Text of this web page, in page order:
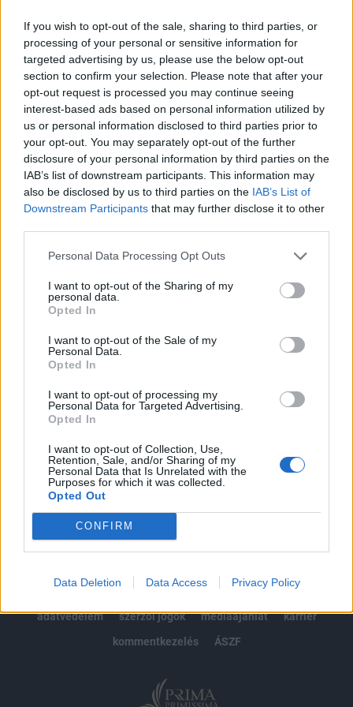
If you wish to opt-out of the sale, sharing to third parties, or
processing of your personal or sensitive information for
targeted advertising by us, please use the below opt-out
section to confirm your selection. Please note that after your
opt-out request is processed you may continue seeing
interest-based ads based on personal information utilized by
us or personal information disclosed to third parties prior to
your opt-out. You may separately opt-out of the further
disclosure of your personal information by third parties on the
IAB’s list of downstream participants. This information may
also be disclosed by us to third parties on the IAB’s List of
Downstream Participants that may further disclose it to other
Personal Data Processing Opt Outs
I want to opt-out of the Sharing of my
personal data.
Opted In
I want to opt-out of the Sale of my
Personal Data.
Opted In
I want to opt-out of processing my
Personal Data for Targeted Advertising.
Opted In
I want to opt-out of Collection, Use,
Retention, Sale, and/or Sharing of my
Personal Data that Is Unrelated with the
Purposes for which it was collected.
Opted Out
CONFIRM
Data Deletion Data Access Privacy Policy
Donald Trump amerikai elnök bejelentését követően még
nem teljesen csillapodtak le a kedélyek a Közel-Keleten, a
Vörös-tenger bejárata közelében egy konténerhajót ért
támadás. A jelentés szerint az incidens Jemen partjaitól
délre történt, amikor a járművet egy kisméretű csónak
közelített meg, a szárazföldtől nagyjából 14 tengeri
mérföldre, majd tüzet nyitottak....
KEDVES OLVASÓNK!
A keresett cikk a portfolio.hu hírarchívumához
regisztrációhoz kötött.
Az előfizetés a következőket tartalmazza:
Portfolio.hu teljes cikkarchívum
kötéslistái
MÁR ELŐFIZETŐNK VAGY? BEJELENTKEZÉS
jogi nyilatkozat
süti beállítások
adatvédelem
szerzői jogok médiaajánlat
karrier
kommentkezelés
ÁSZF